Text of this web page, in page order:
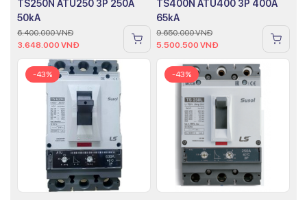
TS250N ATU250 3P 250A
50kA
6.400.000VNĐ
3.648.000 VNĐ
TS400N ATU400 3P 400A
65kA
9.650.000VNĐ
5.500.500 VNĐ
-43% -43%